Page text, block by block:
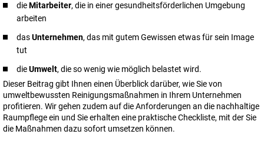
dieMitarbeiter, die in einer gesundheitsförderlichen Umgebung
arbeiten
dasUnternehmen, das mit gutem Gewissen etwas für sein Image
tut
dieUmwelt, die so wenig wie möglich belastet wird.
Dieser Beitrag gibt Ihnen einen Überblick darüber, wie Sie von
umweltbewussten Reinigungsmaßnahmen in Ihrem Unternehmen
profitieren. Wir gehen zudem auf die Anforderungen an die nachhaltige
Raumpflege ein und Sie erhalten eine praktische Checkliste, mit der Sie
die Maßnahmen dazu sofort umsetzen können.